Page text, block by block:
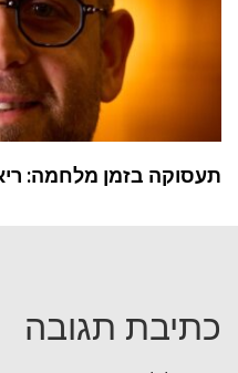
תעסוקה בזמן מלחמה:
כתיבת תגובה